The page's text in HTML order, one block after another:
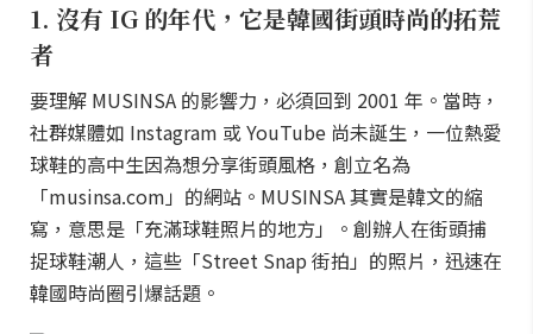
1. 沒有 IG 的年代，它是韓國街頭時尚的拓荒
者
要理解 MUSINSA 的影響力，必須回到 2001 年。當時，
社群媒體如 Instagram 或 YouTube 尚未誕生，一位熱愛
球鞋的高中生因為想分享街頭風格，創立名為
「musinsa.com」的網站。MUSINSA 其實是韓文的縮
寫，意思是「充滿球鞋照片的地方」。創辦人在街頭捕
捉球鞋潮人，這些「Street Snap 街拍」的照片，迅速在
韓國時尚圈引爆話題。